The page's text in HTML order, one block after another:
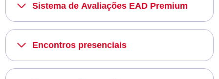
Sistema de Avaliações EAD Premium
Encontros presenciais